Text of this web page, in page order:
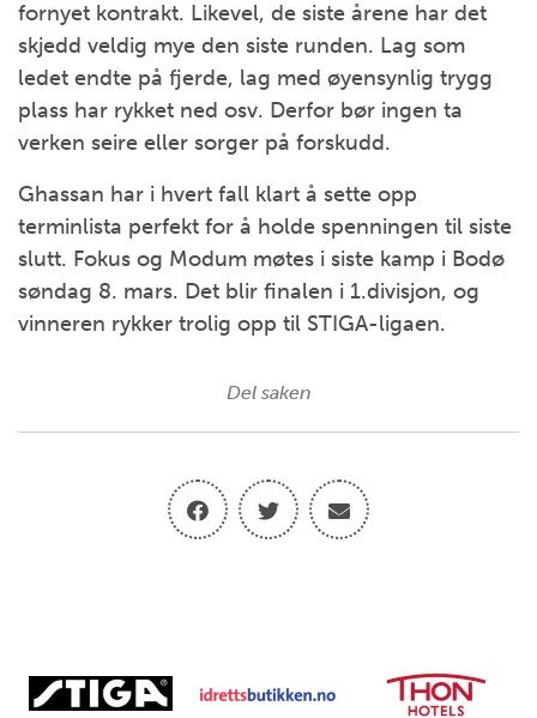
fornyet kontrakt. Likevel, de siste årene har det
skjedd veldig mye den siste runden. Lag som
ledet endte på fjerde, lag med øyensynlig trygg
plass har rykket ned osv. Derfor bør ingen ta
verken seire eller sorger på forskudd.
Ghassan har i hvert fall klart å sette opp
terminlista perfekt for å holde spenningen til siste
slutt. Fokus og Modum møtes i siste kamp i Bodø
søndag 8. mars. Det blir finalen i 1.divisjon, og
vinneren rykker trolig opp til STIGA-ligaen.
Del saken